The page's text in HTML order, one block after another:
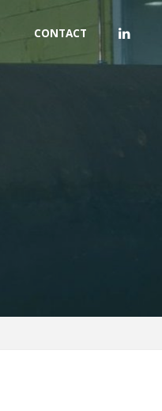
CONTACT